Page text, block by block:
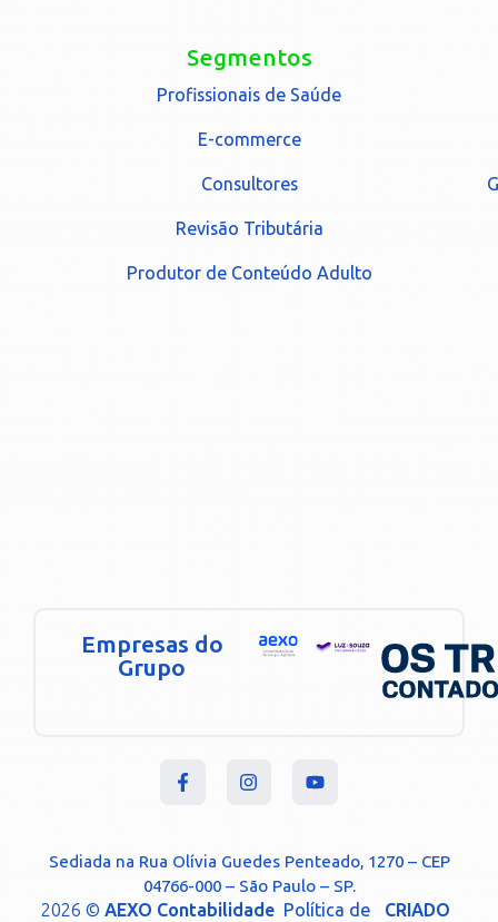
Segmentos
Profissionais de Saúde
E-commerce
Consultores
Revisão Tributária
Produtor de Conteúdo Adulto
Empresas do
Grupo
Sediada na Rua Olívia Guedes Penteado, 1270 – CEP
04766-000 – São Paulo – SP.
2026 ©AEXO Contabilidade Política de
CRIADO